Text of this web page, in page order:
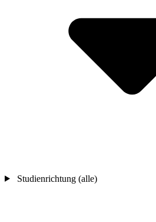
Studienrichtung (alle)